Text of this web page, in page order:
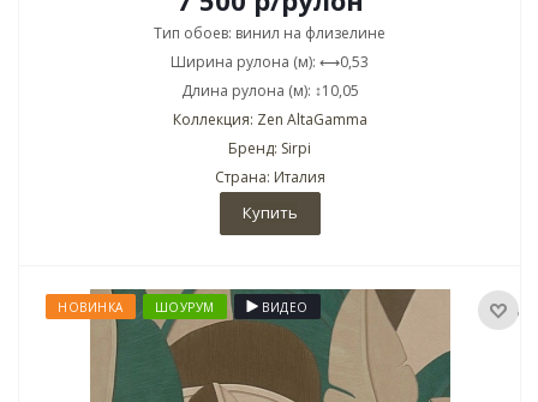
Тип обоев: винил на флизелине
Ширина рулона (м): ⟷0,53
Длина рулона (м): ↕10,05
Коллекция: Zen AltaGamma
Бренд: Sirpi
Страна: Италия
Купить
НОВИНКА ШОУРУМ ВИДЕО